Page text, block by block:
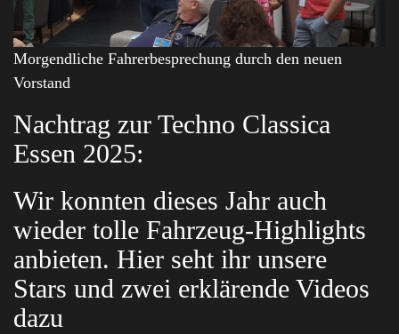
Morgendliche Fahrerbesprechung durch den neuen
Vorstand
Nachtrag zur Techno Classica
Essen 2025:
Wir konnten dieses Jahr auch
wieder tolle Fahrzeug-Highlights
anbieten. Hier seht ihr unsere
Stars und zwei erklärende Videos
dazu